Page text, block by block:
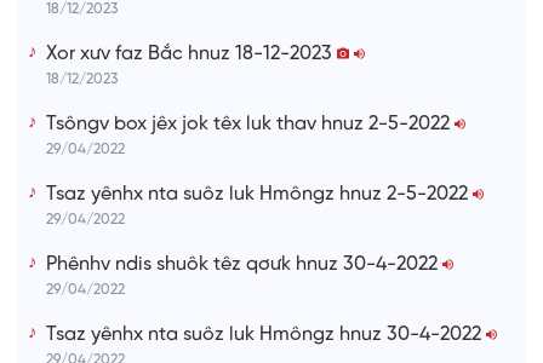
18/12/2023
Xor xưv faz Bắc hnuz 18-12-2023
18/12/2023
Tsôngv box jêx jok têx luk thav hnuz 2-5-2022
29/04/2022
Tsaz yênhx nta suôz luk Hmôngz hnuz 2-5-2022
29/04/2022
Phênhv ndis shuôk têz qơưk hnuz 30-4-2022
29/04/2022
Tsaz yênhx nta suôz luk Hmôngz hnuz 30-4-2022